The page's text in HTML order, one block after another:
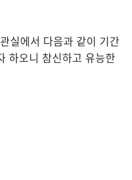
실에서 다음과 같이 기간
하오니 참신하고 유능한